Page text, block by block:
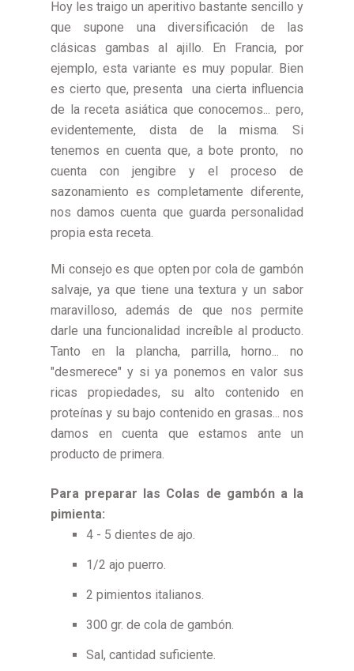
Hoy les traigo un aperitivo bastante sencillo y
que supone una diversificación de las
clásicas gambas al ajillo. En Francia, por
ejemplo, esta variante es muy popular. Bien
es cierto que, presenta una cierta influencia
de la receta asiática que conocemos... pero,
evidentemente, dista de la misma. Si
tenemos en cuenta que, a bote pronto, no
cuenta con jengibre y el proceso de
sazonamiento es completamente diferente,
nos damos cuenta que guarda personalidad
propia esta receta.
Mi consejo es que opten por cola de gambón
salvaje, ya que tiene una textura y un sabor
maravilloso, además de que nos permite
darle una funcionalidad increíble al producto.
Tanto en la plancha, parrilla, horno... no
"desmerece" y si ya ponemos en valor sus
ricas propiedades, su alto contenido en
proteínas y su bajo contenido en grasas... nos
damos en cuenta que estamos ante un
producto de primera.
Para preparar las Colas de gambón a la
pimienta:
4 - 5 dientes de ajo.
1/2 ajo puerro.
2 pimientos italianos.
300 gr. de cola de gambón.
Sal, cantidad suficiente.